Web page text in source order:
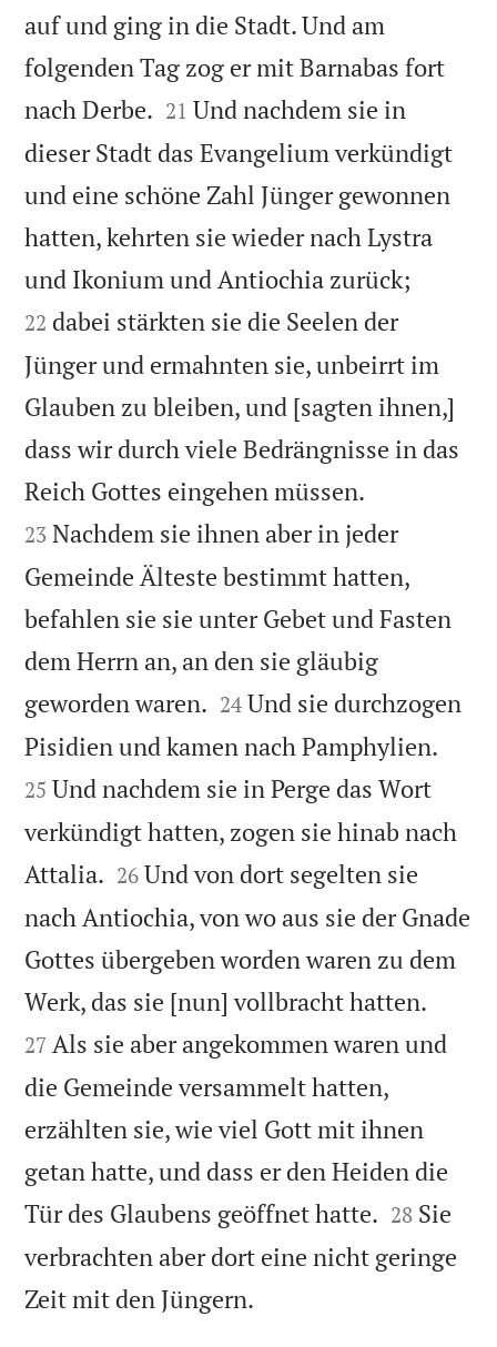
auf und ging in die Stadt. Und am
folgenden Tag zog er mit Barnabas fort
nach Derbe. 

21 Und nachdem sie in
dieser Stadt das Evangelium verkündigt
und eine schöne Zahl Jünger gewonnen
hatten, kehrten sie wieder nach Lystra
und Ikonium und Antiochia zurück;
22 dabei stärkten sie die Seelen der
Jünger und ermahnten sie, unbeirrt im
Glauben zu bleiben, und [sagten ihnen,]
dass wir durch viele Bedrängnisse in das
Reich Gottes eingehen müssen.
23 Nachdem sie ihnen aber in jeder
Gemeinde Älteste bestimmt hatten,
befahlen sie sie unter Gebet und Fasten
dem Herrn an, an den sie gläubig
geworden waren. 

24 Und sie durchzogen
Pisidien und kamen nach Pamphylien.
25 Und nachdem sie in Perge das Wort
verkündigt hatten, zogen sie hinab nach
Attalia. 

26 Und von dort segelten sie
nach Antiochia, von wo aus sie der Gnade
Gottes übergeben worden waren zu dem
Werk, das sie [nun] vollbracht hatten.
27 Als sie aber angekommen waren und
die Gemeinde versammelt hatten,
erzählten sie, wie viel Gott mit ihnen
getan hatte, und dass er den Heiden die
Tür des Glaubens geöffnet hatte. 

28 Sie
verbrachten aber dort eine nicht geringe
Zeit mit den Jüngern.